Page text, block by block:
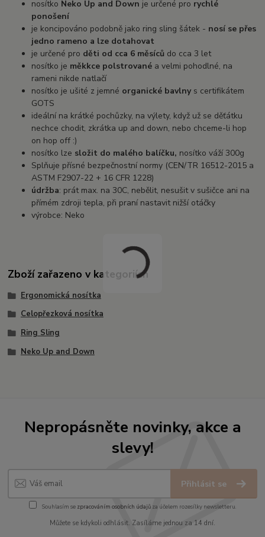
nosítko Neko Up and Down je určené pro rychlé
ponošení
je koncipováno podobně jako ring sling šátek - nosí se přes
jedno rameno a lze dotahovat
je určené pro děti od cca 6 měsíců do cca 3 let
nosítko je měkkce polstrované a velmi pohodlné, na
rameni nikde natlačí
nosítko je ušité z jemné organické bavlnys certifikátem
GOTS
ideální na krátké pochůzky, na výlety, když už se děťátku
nechce chodit, zkrátka up and down, nebo chceme-li hop
on hop off :)
nosítko lze složit do malého balíčku, nosítko váží 300g
Splňuje přísné bezpečnostní normy (CEN/TR 16512-2015 a
ASTM F2907-22 + 16 CFR 1228)
údržba: prát max. na 30C, nebělit, nesušit v sušičce ani na
přímém zdroji tepla, při praní nastavit nižší otáčky
výrobce: Neko
Zboží zařazeno v kategoriích
Ergonomická nosítka
Celopřezková nosítka
Ring Sling
Neko Up and Down
Nepropásněte novinky, akce a
slevy!
Přihlásit se
Souhlasím se zpracováním osobních údajůza účelem rozesílky newsletteru.
Můžete se kdykoli odhlásit. Zasíláme jednou za 14 dní.